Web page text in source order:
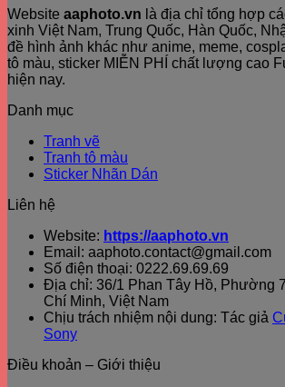
Website aaphoto.vn là địa chỉ tổng hợp
xinh Việt Nam, Trung Quốc, Hàn Quốc,
đề hình ảnh khác như anime, meme,
tô màu, sticker MIỄN PHÍ chất lượng cao
hiện nay.
Danh mục
Tranh vẽ
Tranh tô màu
Sticker Nhãn Dán
Liên hệ
Website: https://aaphoto.vn
Email: aaphoto.contact@gmail.com
Số điện thoại: 0222.69.69.69
Địa chỉ: 36/1 Phan Tây Hồ, Phường
Chí Minh, Việt Nam
Chịu trách nhiệm nội dung: Tác giả
Sony
Điều khoản – Giới thiệu